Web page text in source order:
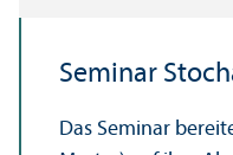
Seminar
Das Seminar